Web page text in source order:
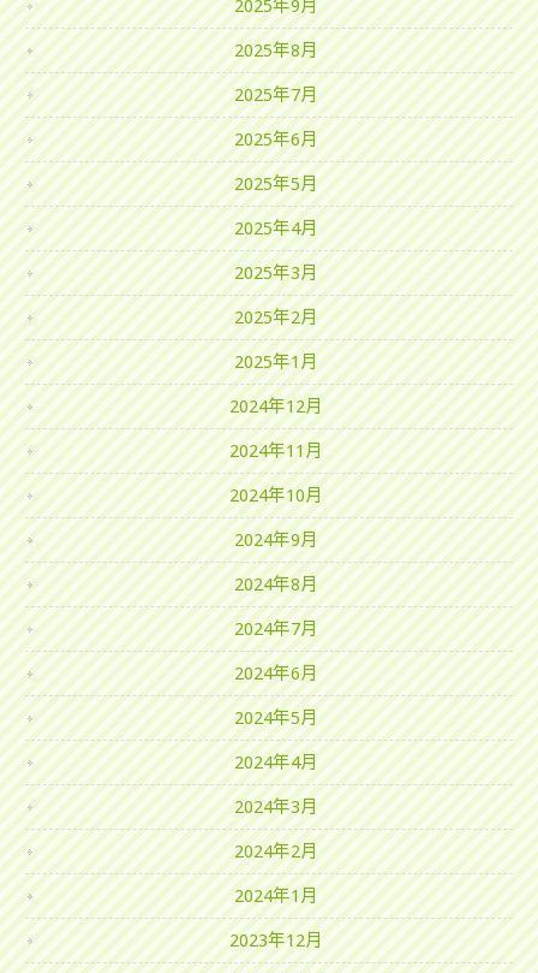
2025年9月
2025年8月
2025年7月
2025年6月
2025年5月
2025年4月
2025年3月
2025年2月
2025年1月
2024年12月
2024年11月
2024年10月
2024年9月
2024年8月
2024年7月
2024年6月
2024年5月
2024年4月
2024年3月
2024年2月
2024年1月
2023年12月